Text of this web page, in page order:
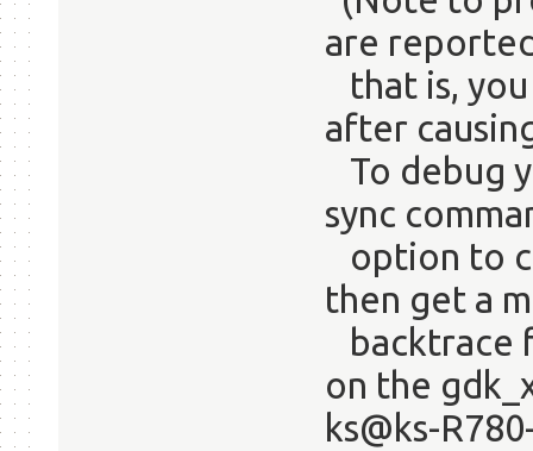
are
that is,
after
To debug
sync
option to
then get a
backtrace
on the
ks@ks-